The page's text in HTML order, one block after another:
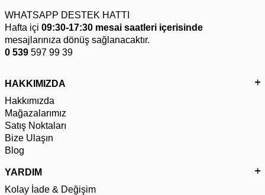
WHATSAPP DESTEK HATTI
Hafta içi 09:30-17:30 mesai saatleri içerisinde
mesajlarınıza dönüş sağlanacaktır.
0 539 597 99 39
HAKKIMIZDA
Hakkımızda
Mağazalarımız
Satış Noktaları
Bize Ulaşın
Blog
YARDIM
Kolay İade & Değişim